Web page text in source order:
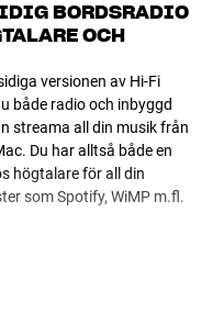
BORDSRADIO
OCH
versionen av Hi-Fi
både radio och inbyggd
streama all din musik från
Du har alltså både en
högtalare för all din
som Spotify, WiMP m.fl.
är DAB3+ BT utrustad